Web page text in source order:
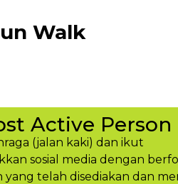
Walk
Active Person
(jalan kaki) dan ikut
sosial media dengan
telah disediakan dan